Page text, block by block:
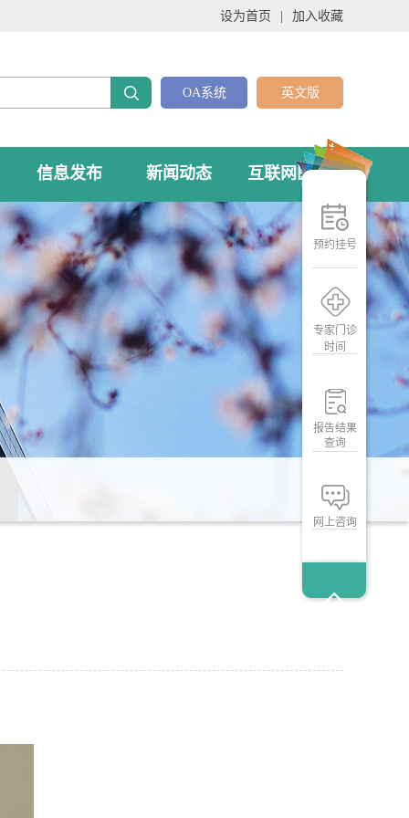
预约挂号
专家门诊
时间
报告结果
查询
网上咨询
设为首页 加入收藏
OA系统 英文版
信息发布 新闻动态 互联网医院